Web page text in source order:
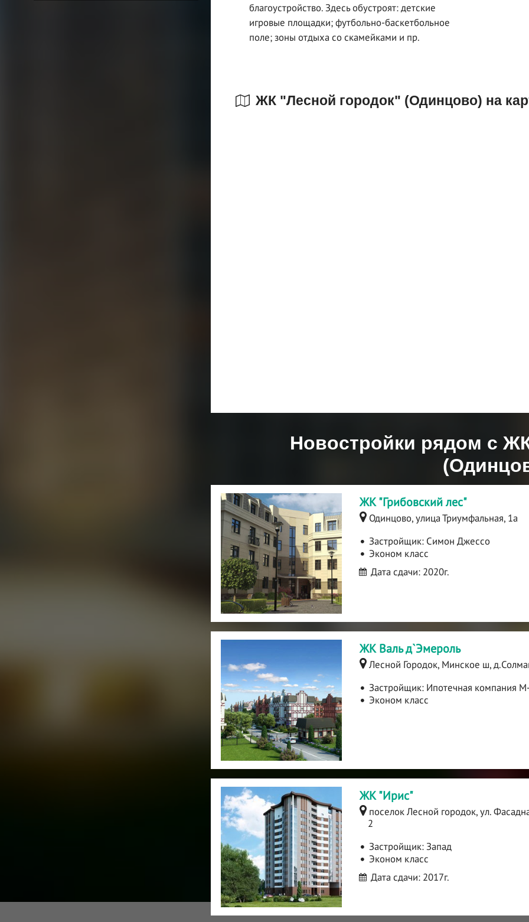
благоустройство. Здесь обустроят: детские
игровые площадки; футбольно-баскетбольное
поле; зоны отдыха со скамейками и пр.
ЖК "Лесной городок" (Одинцово) на
Новостройки рядом с
ЖК "Грибовский лес"
Одинцово, улица Триумфальная, 1а
Застройщик: Симон Джессо
Эконом класс
Дата сдачи: 2020г.
ЖК Валь д`Эмероль
Лесной Городок, Минское ш,
Застройщик: Ипотечная компания
Эконом класс
ЖК "Ирис"
поселок Лесной городок, ул.
2
Застройщик:Запад
Эконом класс
Дата сдачи: 2017г.